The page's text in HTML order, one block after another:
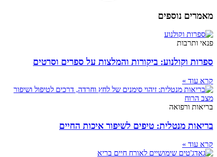
מאמרים נוספים
פנאי ותרבות
ספרות וקולנוע: ביקורות והמלצות על ספרים וסרטים
קרא עוד »
בריאות ורפואה
בריאות מנטלית: טיפים לשיפור איכות החיים
קרא עוד »